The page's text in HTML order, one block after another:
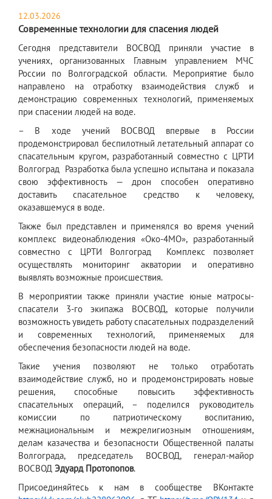
12.03.2026
Современные технологии для спасения людей
​Сегодня представители ВОСВОД приняли участие в
учениях, организованных Главным управлением МЧС
России по Волгоградской области. Мероприятие было
направлено на отработку взаимодействия служб и
демонстрацию современных технологий, применяемых
при спасении людей на воде.
– В ходе учений ВОСВОД впервые в России
продемонстрировал беспилотный летательный аппарат со
спасательным кругом, разработанный совместно с ЦРТИ
Волгоград Разработка была успешно испытана и показала
свою эффективность — дрон способен оперативно
доставить спасательное средство к человеку,
оказавшемуся в воде.
Также был представлен и применялся во время учений
комплекс видеонаблюдения «Око-4МО», разработанный
совместно с ЦРТИ Волгоград Комплекс позволяет
осуществлять мониторинг акватории и оперативно
выявлять возможные происшествия.
В мероприятии также приняли участие юные матросы-
спасатели 3-го экипажа ВОСВОД, которые получили
возможность увидеть работу спасательных подразделений
и современных технологий, применяемых для
обеспечения безопасности людей на воде.
Такие учения позволяют не только отработать
взаимодействие служб, но и продемонстрировать новые
решения, способные повысить эффективность
спасательных операций, – поделился руководитель
комиссии по патриотическому воспитанию,
межнациональным и межрелигиозным отношениям,
делам казачества и безопасности Общественной палаты
Волгограда, председатель ВОСВОД, генерал-майор
ВОСВОД Эдуард Протопопов.
Присоединяйтесь к нам в сообществе ВКонтакте